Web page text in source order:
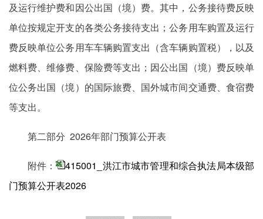
及运行维护费和因公出国（境）费。其中，公务接待费反映
单位按规定开支的各类公务接待支出；公务用车购置及运行
费反映单位公务用车车辆购置支出（含车辆购置税），以及
燃料费、维修费、保险费等支出；因公出国（境）费反映单
位公务出国（境）的国际旅费、国外城市间交通费、食宿费
等支出。
第二部分 2026年部门预算公开表
附件：
415001_洪江市城市管理和综合执法局本级部
门预算公开表2026